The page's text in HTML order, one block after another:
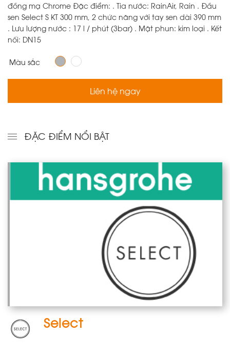
đồng mạ Chrome Đặc điểm: . Tia nước: RainAir, Rain . Đầu
sen Select S KT 300 mm, 2 chức năng với tay sen dài 390 mm
. Lưu lượng nước : 17 l / phút (3bar) . Mặt phun: kim loại . Kết
nối: DN15
Màu sắc
Liên hệ ngay
ĐẶC ĐIỂM NỔI BẬT
Select